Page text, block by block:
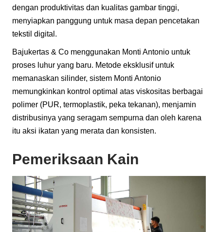
dengan produktivitas dan kualitas gambar tinggi,
menyiapkan panggung untuk masa depan pencetakan
tekstil digital.
Bajukertas & Co menggunakan Monti Antonio untuk
proses luhur yang baru. Metode eksklusif untuk
memanaskan silinder, sistem Monti Antonio
memungkinkan kontrol optimal atas viskositas berbagai
polimer (PUR, termoplastik, peka tekanan), menjamin
distribusinya yang seragam sempurna dan oleh karena
itu aksi ikatan yang merata dan konsisten.
Pemeriksaan Kain